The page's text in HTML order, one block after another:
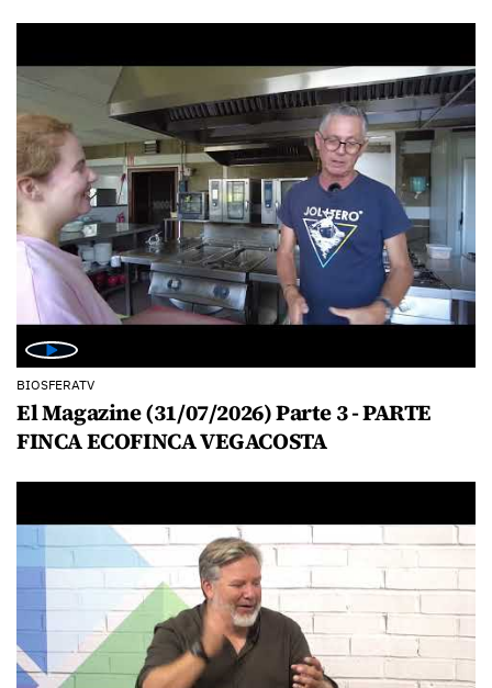
BIOSFERATV
El Magazine (31/07/2026) Parte 3 - PARTE
FINCA ECOFINCA VEGACOSTA